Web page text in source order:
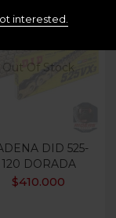
Out Of Stock
DID 525-
120 DORADA
$410.000
interested.